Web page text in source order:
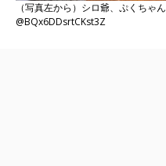
（写真左から）シロ爺、ぷくちゃん
@BQx6DDsrtCKst3Z